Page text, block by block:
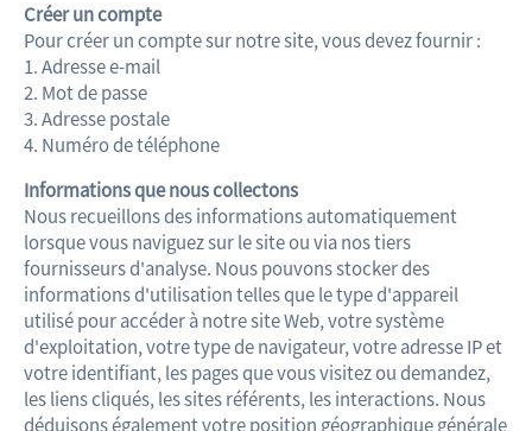
Créer un compte
Pour créer un compte sur notre site, vous devez fournir :
1. Adresse e-mail
2. Mot de passe
3. Adresse postale
4. Numéro de téléphone
Informations que nous collectons
Nous recueillons des informations automatiquement
lorsque vous naviguez sur le site ou via nos tiers
fournisseurs d'analyse. Nous pouvons stocker des
informations d'utilisation telles que le type d'appareil
utilisé pour accéder à notre site Web, votre système
d'exploitation, votre type de navigateur, votre adresse IP et
votre identifiant, les pages que vous visitez ou demandez,
les liens cliqués, les sites référents, les interactions. Nous
déduisons également votre position géographique générale